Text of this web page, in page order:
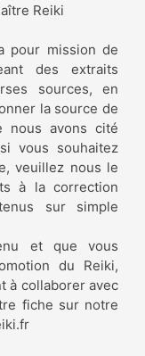
Reiki
pour mission de
des extraits
sources, en
la source de
nous avons cité
vous souhaitez
veuillez nous le
à la correction
sur simple
et que vous
du Reiki,
à collaborer avec
fiche sur notre